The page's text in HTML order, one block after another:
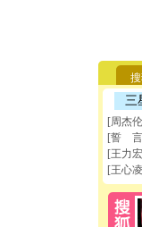
三
[周杰
[誓
[王力
[王心